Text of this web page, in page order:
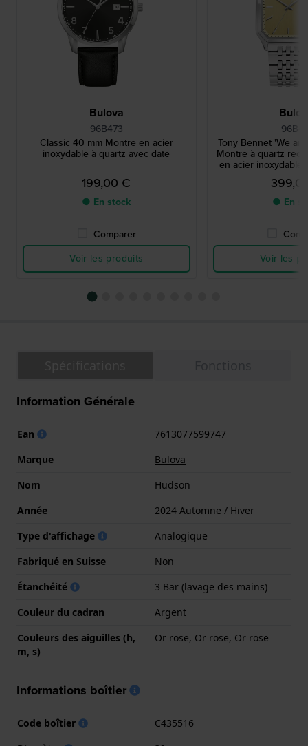
Bulova
96B473
Classic 40 mm Montre en acier
inoxydable à quartz avec date
199,00 €
● En stock
Comparer
Voir les produits
Tony Bennet 'We
Montre à quartz
en acier
● En
Voir les
Information Générale
Ean
7613077599747
Marque
Bulova
Nom
Hudson
Année
2024 Automne / Hiver
Type d'affichage
Analogique
Fabriqué en Suisse
Non
Étanchéité
3 Bar (lavage des mains)
Couleur du cadran
Argent
Couleurs des aiguilles (h,
m, s)
Or rose, Or rose, Or rose
Informations boîtier
Code boîtier
C435516